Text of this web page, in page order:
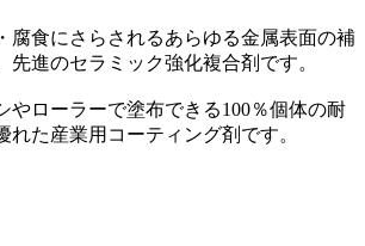
腐食にさらされるあらゆる金属表面の補
先進のセラミック強化複合剤です。
やローラーで塗布できる100％個体の耐
れた産業用コーティング剤です。